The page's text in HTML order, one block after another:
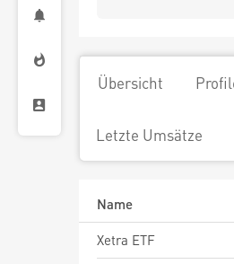
Übersicht
Letzte Umsätze
Name
Xetra ETF